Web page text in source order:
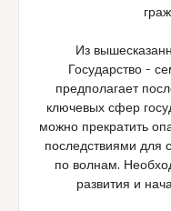
Из
Государство –
предполагает
ключевых сфер
можно прекратить
последствиями для
по волнам.
развития и